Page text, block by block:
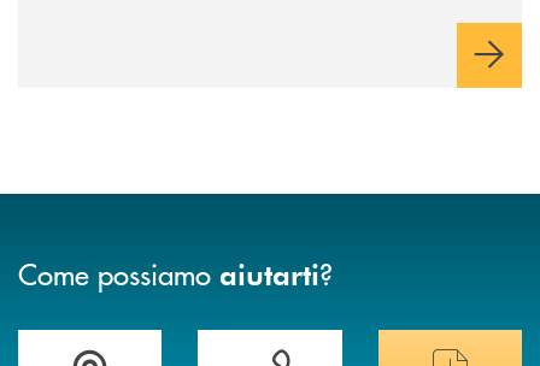
negoziazione esclusiva per la finalizzazione dell’operazione.
Come possiamo aiutarti?
Trova la filiale&nbsp; più vicina a teHai bisogno di assistenza immediata ?
Hai bisogno di